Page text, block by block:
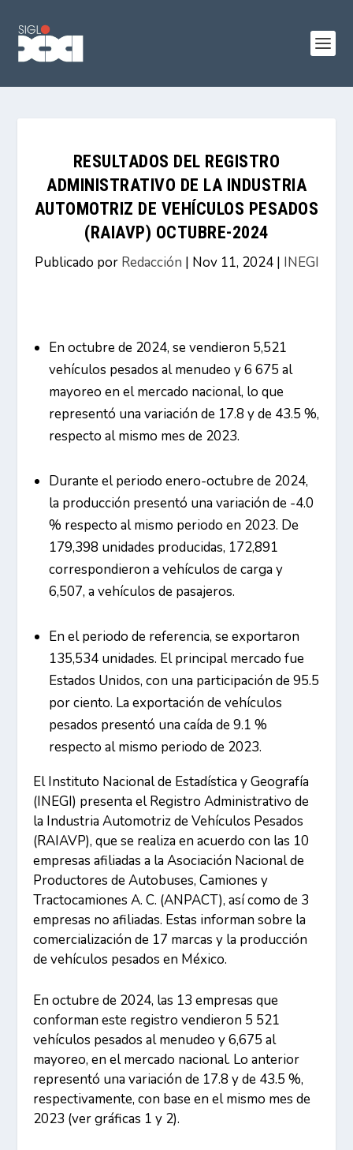
RESULTADOS DEL REGISTRO
ADMINISTRATIVO DE LA INDUSTRIA
AUTOMOTRIZ DE VEHÍCULOS PESADOS
(RAIAVP) OCTUBRE-2024
Publicado por Redacción | Nov 11, 2024| INEGI
En octubre de 2024, se vendieron 5,521
vehículos pesados al menudeo y 6 675 al
mayoreo en el mercado nacional, lo que
representó una variación de 17.8 y de 43.5 %,
respecto al mismo mes de 2023.
Durante el periodo enero-octubre de 2024,
la producción presentó una variación de -4.0
% respecto al mismo periodo en 2023. De
179,398 unidades producidas, 172,891
correspondieron a vehículos de carga y
6,507, a vehículos de pasajeros.
En el periodo de referencia, se exportaron
135,534 unidades. El principal mercado fue
Estados Unidos, con una participación de 95.5
por ciento. La exportación de vehículos
pesados presentó una caída de 9.1 %
respecto al mismo periodo de 2023.
El Instituto Nacional de Estadística y Geografía
(INEGI) presenta el Registro Administrativo de
la Industria Automotriz de Vehículos Pesados
(RAIAVP), que se realiza en acuerdo con las 10
empresas afiliadas a la Asociación Nacional de
Productores de Autobuses, Camiones y
Tractocamiones A. C. (ANPACT), así como de 3
empresas no afiliadas. Estas informan sobre la
comercialización de 17 marcas y la producción
de vehículos pesados en México.
En octubre de 2024, las 13 empresas que
conforman este registro vendieron 5 521
vehículos pesados al menudeo y 6,675 al
mayoreo, en el mercado nacional. Lo anterior
representó una variación de 17.8 y de 43.5 %,
respectivamente, con base en el mismo mes de
2023 (ver gráficas 1 y 2).